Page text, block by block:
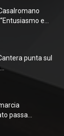
e...
punta sul
passa...